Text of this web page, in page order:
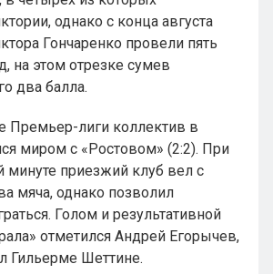
однако с конца августа
Гончаренко провели пять
на этом отрезке сумев
два балла.
Премьер-лиги коллектив в
миром с «Ростовом» (2:2). При
минуте приезжий клуб вел с
мяча, однако позволил
Голом и результативной
отметился Андрей Егорычев,
Гильерме Шеттине.